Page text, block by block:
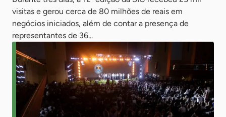
visitas e gerou cerca de 80 milhões de reais em
negócios iniciados, além de contar a presença de
representantes de 36...